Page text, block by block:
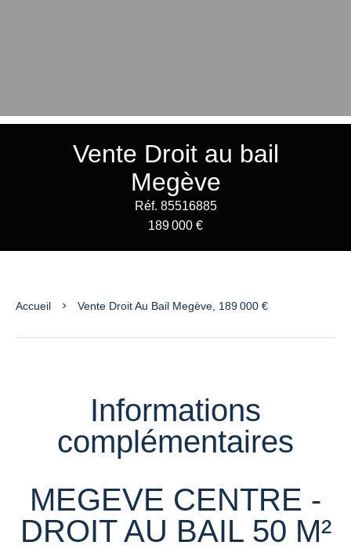
Vente Droit au bail
Megève
Réf. 85516885
189 000 €
Accueil Vente Droit Au Bail Megève, 189 000 €
Informations
complémentaires
MEGEVE CENTRE -
DROIT AU BAIL 50 M²